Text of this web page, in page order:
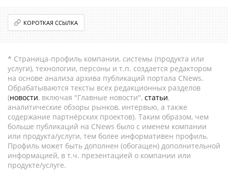
КОРОТКАЯ ССЫЛКА
* Страница-профиль компании, системы (продукта или
услуги), технологии, персоны и т.п. создается редактором
на основе анализа архива публикаций портала CNews.
Обрабатываются тексты всех редакционных разделов
(новости, включая "Главные новости", статьи,
аналитические обзоры рынков, интервью, а также
содержание партнёрских проектов). Таким образом, чем
больше публикаций на CNews было с именем компании
или продукта/услуги, тем более информативен профиль.
Профиль может быть дополнен (обогащен) дополнительной
информацией, в т.ч. презентацией о компании или
продукте/услуге.